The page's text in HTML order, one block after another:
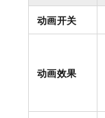
动画开关
动画效果